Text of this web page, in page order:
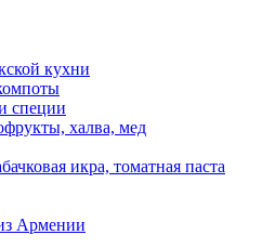
кухни
специи
халва, мед
икра, томатная паста
Армении